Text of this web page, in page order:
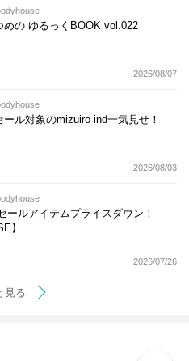
めの ゆるっくBOOK vol.022
2026/08/07
ール対象のmizuiro ind一気見せ！
2026/08/03
ールアイテムプライスダウン！
】
2026/07/26
見る